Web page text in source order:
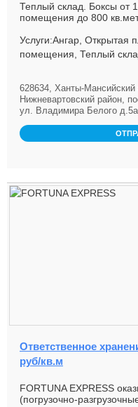
Теплый склад. Боксы от
помещения до 800
Услуги:Ангар, Открытая
помещения, Теплый
628634, Ханты-
Нижневартовский район,
ул. Владимира Белого д.5а
Ответственное
руб/кв.м
FORTUNA EXPRESS
(погрузочно-